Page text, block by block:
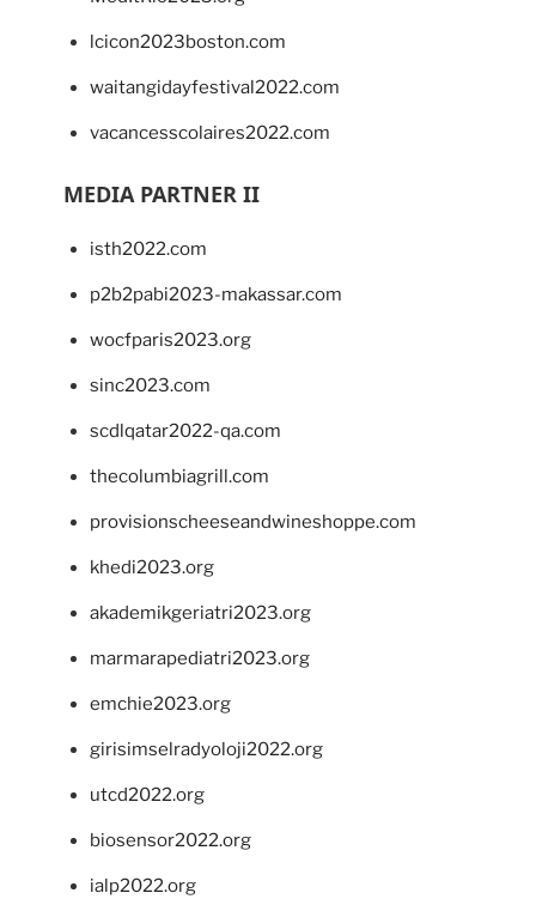
lcicon2023boston.com
waitangidayfestival2022.com
vacancesscolaires2022.com
MEDIA PARTNER II
isth2022.com
p2b2pabi2023-makassar.com
wocfparis2023.org
sinc2023.com
scdlqatar2022-qa.com
thecolumbiagrill.com
provisionscheeseandwineshoppe.com
khedi2023.org
akademikgeriatri2023.org
marmarapediatri2023.org
emchie2023.org
girisimselradyoloji2022.org
utcd2022.org
biosensor2022.org
ialp2022.org